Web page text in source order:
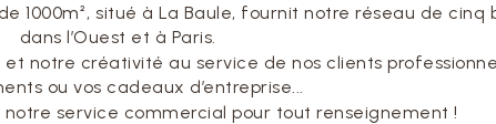
1000m², situé à La Baule, fournit notre réseau de cinq
dans l’Ouest et à Paris.
notre créativité au service de nos clients
ou vos cadeaux d’entreprise...
notre service commercial pour tout renseignement !